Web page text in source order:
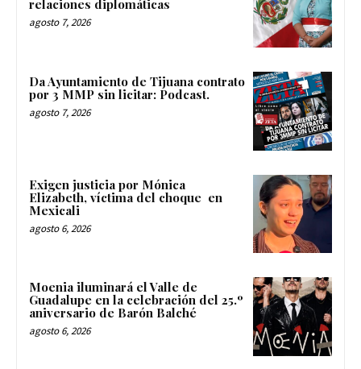
relaciones diplomáticas
agosto 7, 2026
Da Ayuntamiento de Tijuana contrato
por 3 MMP sin licitar: Podcast.
agosto 7, 2026
Exigen justicia por Mónica
Elizabeth, víctima del choque en
Mexicali
agosto 6, 2026
Moenia iluminará el Valle de
Guadalupe en la celebración del 25.º
aniversario de Barón Balché
agosto 6, 2026